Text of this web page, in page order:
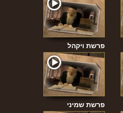
פרשת ויקהל
פרשת שמיני